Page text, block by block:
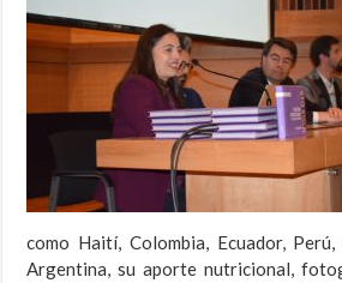
como Haití, Colombia, Ecuador,
Argentina, su aporte nutricional,